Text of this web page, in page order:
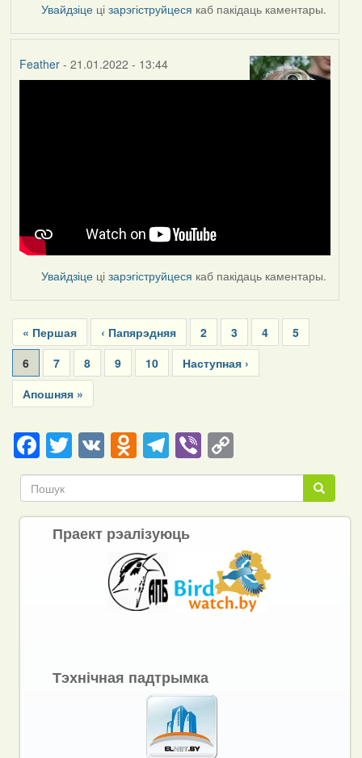
Увайдзіце цізарэгіструйцеся каб пакідаць каментары.
Feather- 21.01.2022 - 13:44
Увайдзіце цізарэгіструйцеся каб пакідаць каментары.
Pagination
First
page
« Першая
Previous
page
‹ Папярэдняя Page
2 Page
3 Page
4 Page
5
Current
page
6 Page
7 Page
8 Page
9 Page
10
Next
page
Наступная ›
Last
page
Апошняя »
Facebook
Twitter
VKOdnoklassniki
Telegram
ViberCopy
Link Пошук
Пошук
Праект рэалізуюць
Тэхнічная падтрымка